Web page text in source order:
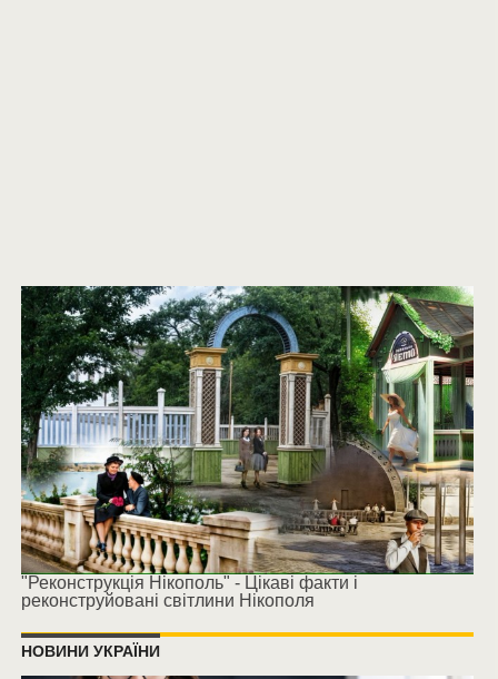
"Реконструкція Нікополь" - Цікаві факти і
реконструйовані світлини Нікополя
НОВИНИ УКРАЇНИ